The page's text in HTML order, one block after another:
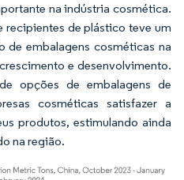
na indústria cosmética.
recipientes de plástico teve um
embalagens cosméticas na
e desenvolvimento.
opções de embalagens de
cosméticas satisfazer a
produtos, estimulando ainda
na região.